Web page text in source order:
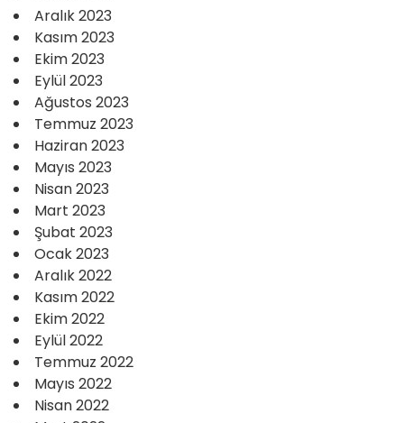
Aralık 2023
Kasım 2023
Ekim 2023
Eylül 2023
Ağustos 2023
Temmuz 2023
Haziran 2023
Mayıs 2023
Nisan 2023
Mart 2023
Şubat 2023
Ocak 2023
Aralık 2022
Kasım 2022
Ekim 2022
Eylül 2022
Temmuz 2022
Mayıs 2022
Nisan 2022